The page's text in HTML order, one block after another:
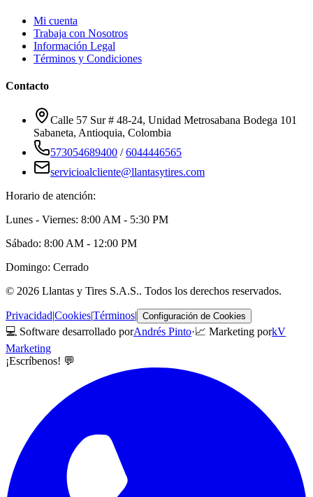
Mi cuenta
Trabaja con Nosotros
Información Legal
Términos y Condiciones
Contacto
Calle 57 Sur # 48-24, Unidad Metrosabana Bodega 101
Sabaneta, Antioquia, Colombia
573054689400 /6044446565
servicioalcliente@llantasytires.com
Horario de atención:
Lunes - Viernes: 8:00 AM - 5:30 PM
Sábado: 8:00 AM - 12:00 PM
Domingo: Cerrado
© 2026 Llantas y Tires S.A.S.. Todos los derechos reservados.
Privacidad|Cookies|Términos| Configuración de Cookies
💻 Software desarrollado porAndrés Pinto·📈 Marketing porkV
Marketing
¡Escríbenos! 💬